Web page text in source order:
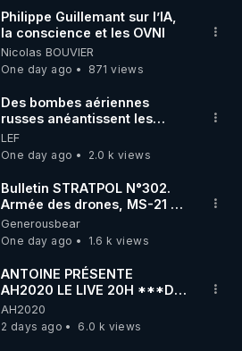
Philippe Guillemant sur l’IA,
la conscience et les OVNI
Nicolas BOUVIER
One day ago
871 views
Des bombes aériennes
russes anéantissent les
centres de contrôle de
drones de 3 brigades
ukrainienne
LEF
One day ago
2.0 k views
Bulletin STRATPOL N°302.
Armée des drones, MS-21 en
série, missiles coréens.
07.08.2026.
Generousbear
One day ago
1.6 k views
ANTOINE PRÉSENTE
AH2020 LE LIVE 20H ***DU
06/08/2026***
AH2020
2 days ago
6.0 k views